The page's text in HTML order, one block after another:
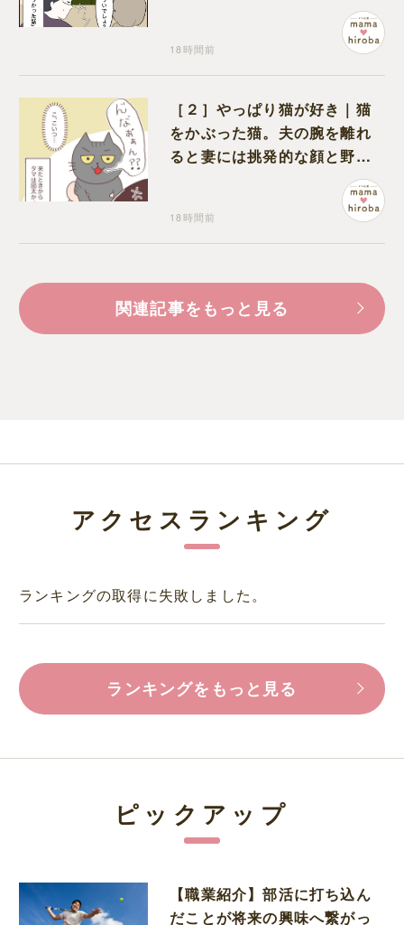
ワいと認定された意外な体験
18時間前
［２］やっぱり猫が好き｜猫
をかぶった猫。夫の腕を離れ
ると妻には挑発的な顔と野太
18時間前
関連記事をもっと見る
アクセスランキング
ランキングの取得に失敗しました。
ランキングをもっと見る
ピックアップ
【職業紹介】部活に打ち込ん
だことが将来の興味へ繋がっ